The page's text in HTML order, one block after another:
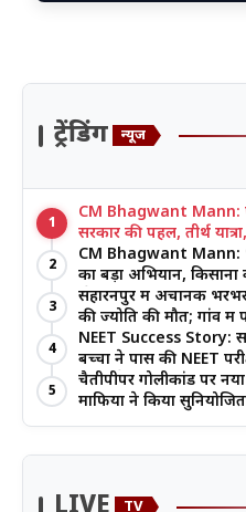
ट्रेंडिंग न्यूज
1
CM Bhagwant Mann:
सरकार की पहल, तीर्थ
जोर
2
CM Bhagwant Mann:
का बड़ा अभियान,
खेती का मिल रहा लाभ
3
सहारनपुर में अचानक
की ज्योति की मौत; गांव में
4
NEET Success Story:
बच्चों ने पास की NEET
बहनों ने रचा इतिहास
5
चैतीपीपर गोलीकांड पर
माफिया ने किया
आंदोलन
TV